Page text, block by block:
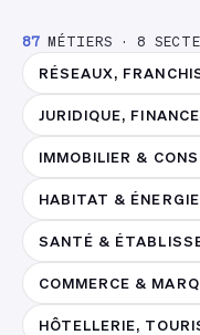
87 MÉTIERS · 8
RÉSEAUX,
JURIDIQUE,
IMMOBILIER &
HABITAT & ÉNERGIE
SANTÉ &
COMMERCE &
HÔTELLERIE,